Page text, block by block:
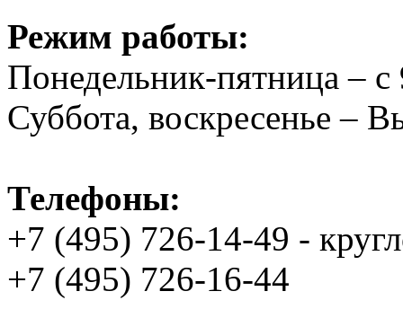
Режим работы:
Понедельник-пятница –
Суббота, воскресенье –
Телефоны:
+7 (495) 726-14-49 -
+7 (495) 726-16-44